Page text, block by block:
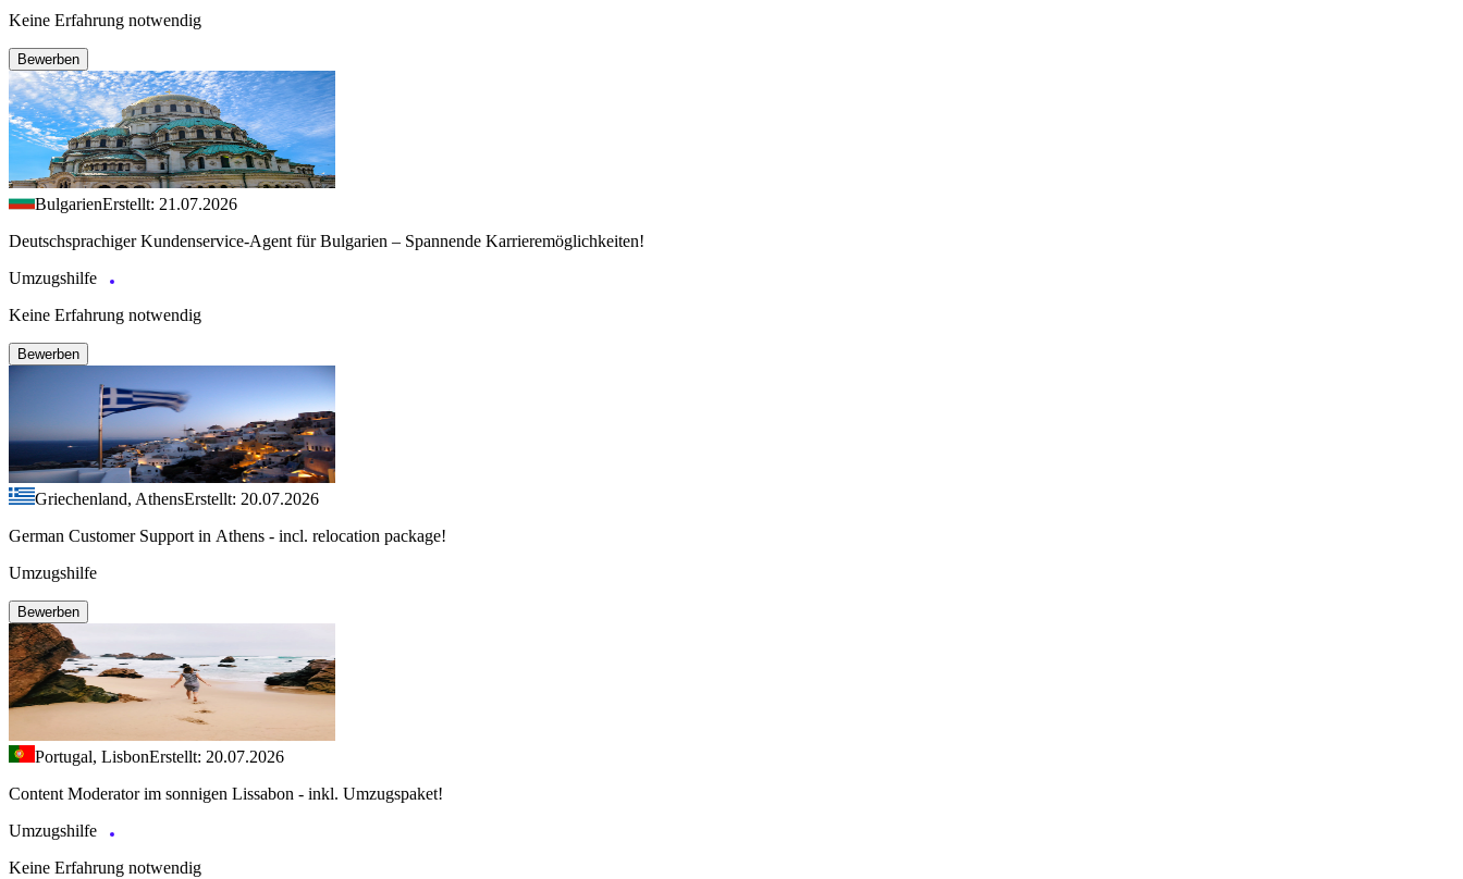
Keine Erfahrung notwendig
Bewerben
BulgarienErstellt: 21.07.2026
Deutschsprachiger Kundenservice-Agent für Bulgarien – Spannende Karrieremöglichkeiten!
Umzugshilfe
Keine Erfahrung notwendig
Bewerben
Griechenland, AthensErstellt: 20.07.2026
German Customer Support in Athens - incl. relocation package!
Umzugshilfe
Bewerben
Portugal, LisbonErstellt: 20.07.2026
Content Moderator im sonnigen Lissabon - inkl. Umzugspaket!
Umzugshilfe
Keine Erfahrung notwendig